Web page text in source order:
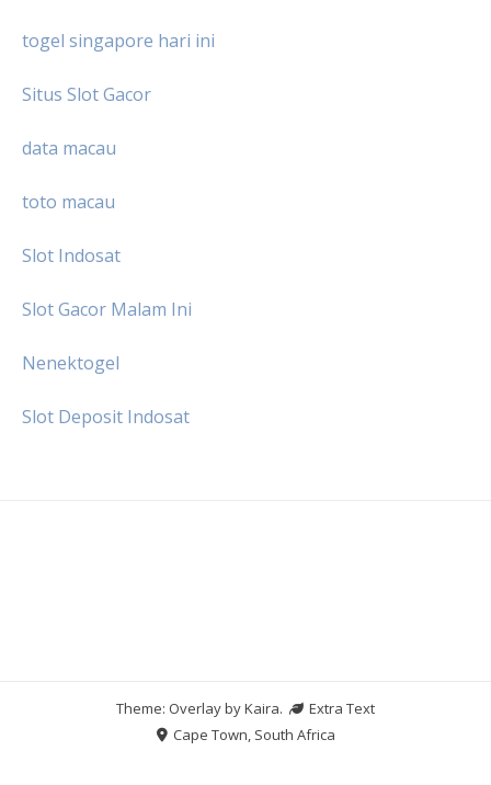
togel singapore hari ini
Situs Slot Gacor
data macau
toto macau
Slot Indosat
Slot Gacor Malam Ini
Nenektogel
Slot Deposit Indosat
Theme: Overlay byKaira.
Extra Text
Cape Town, South Africa